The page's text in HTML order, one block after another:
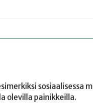
sosiaalisessa
olevilla painikkeilla.